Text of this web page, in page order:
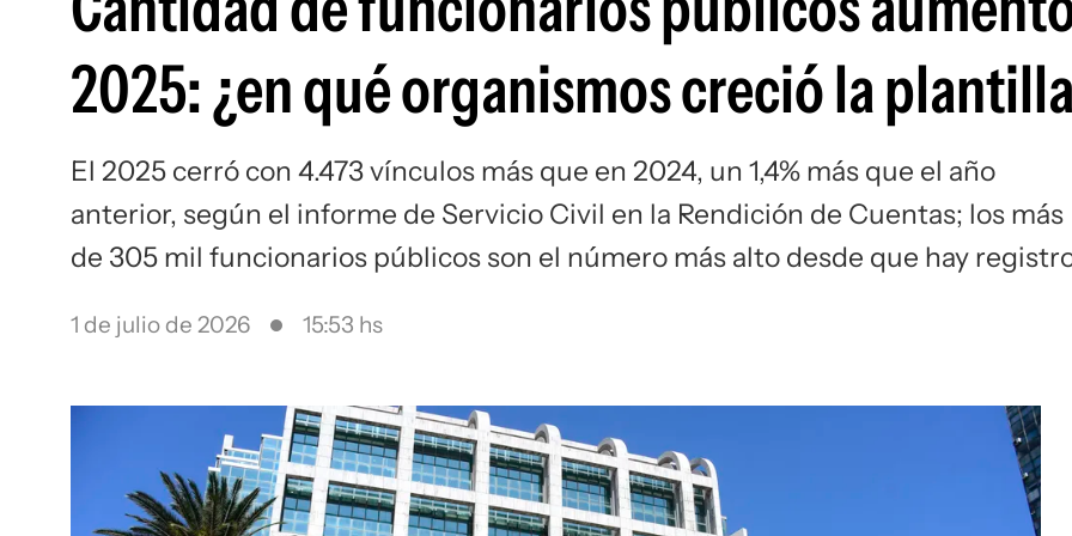
2025: ¿en qué organismos creció la
El 2025 cerró con 4.473 vínculos más que en 2024, un 1,4% más que el año
anterior, según el informe de Servicio Civil en la Rendición de Cuentas; los más
de 305 mil funcionarios públicos son el número más alto desde que hay
1 de julio de 2026 15:53 hs